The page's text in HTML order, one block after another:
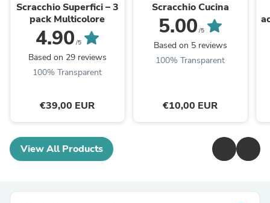
Scracchio Superfici – 3
pack Multicolore
4.90 /5
Based on 29 reviews
100% Transparent
€39,00 EUR
Scracchio Cucina
5.00 /5
Based on 5 reviews
100% Transparent
€10,00 EUR
View All Products